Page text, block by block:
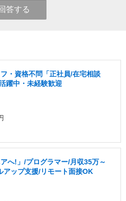
回答する
・資格不問「正社員/在宅相談
躍中・未経験歓迎
へ!」/プログラマー/月収35万～
アップ支援/リモート面接OK